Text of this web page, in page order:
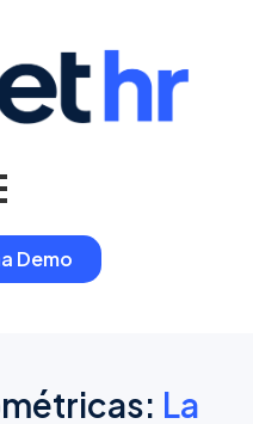
Demo
La